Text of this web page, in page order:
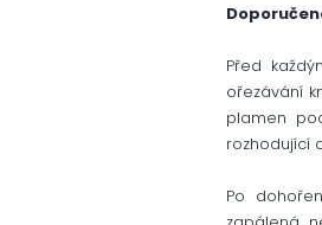
Před
ořezávání
plamen
rozhodující
Po